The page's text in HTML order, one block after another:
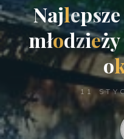
Najlepsze
młodzieży
o
11